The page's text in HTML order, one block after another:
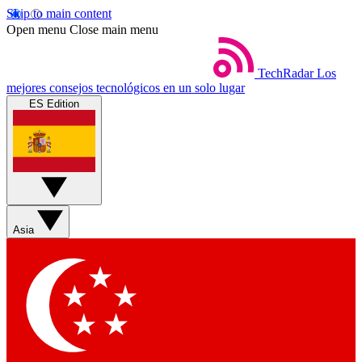
Skip to main content
Open menu Close main menu
TechRadar Los
mejores consejos tecnológicos en un solo lugar
ES Edition
Asia